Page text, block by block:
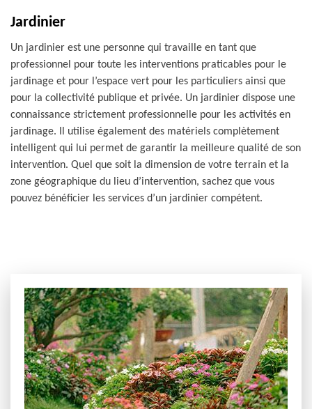
Jardinier
Un jardinier est une personne qui travaille en tant que
professionnel pour toute les interventions praticables pour le
jardinage et pour l’espace vert pour les particuliers ainsi que
pour la collectivité publique et privée. Un jardinier dispose une
connaissance strictement professionnelle pour les activités en
jardinage. Il utilise également des matériels complètement
intelligent qui lui permet de garantir la meilleure qualité de son
intervention. Quel que soit la dimension de votre terrain et la
zone géographique du lieu d’intervention, sachez que vous
pouvez bénéficier les services d’un jardinier compétent.